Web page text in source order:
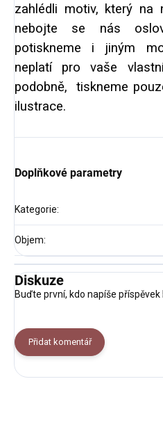
zahlédli motiv, který na
nebojte se nás
potiskneme i jiným
neplatí pro vaše
podobně, tiskneme
ilustrace.
Doplňkové parametry
Kategorie:
Objem:
Diskuze
Buďte první, kdo napíše příspěvek
Přidat komentář